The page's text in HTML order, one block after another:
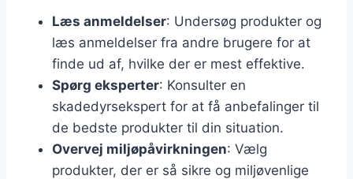
Læs anmeldelser: Undersøg produkter og
læs anmeldelser fra andre brugere for at
finde ud af, hvilke der er mest effektive.
Spørg eksperter: Konsulter en
skadedyrsekspert for at få anbefalinger til
de bedste produkter til din situation.
Overvej miljøpåvirkningen: Vælg
produkter, der er så sikre og miljøvenlige